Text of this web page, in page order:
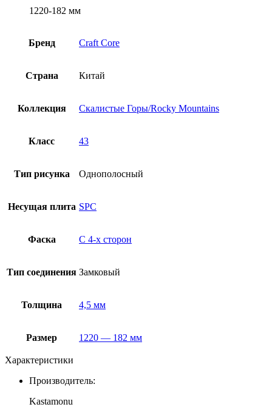
1220-182 мм
Бренд Craft Core
Страна Китай
Коллекция Скалистые Горы/Rocky Mountains
Класс 43
Тип рисунка Однополосный
Несущая плита SPC
Фаска С 4-x сторон
Тип соединения Замковый
Толщина 4,5 мм
Размер 1220 — 182 мм
Характеристики
Производитель:
Kastamonu